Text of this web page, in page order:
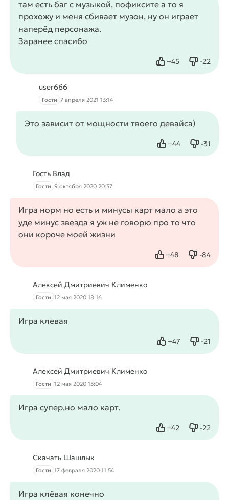
там есть баг с музыкой, пофиксите а то я
прохожу и меня сбивает музон, ну он играет
наперёд персонажа.
Заранее спасибо
+45
Нравится -22
Не
user666
Гости 7 апреля 2021 13:14
Это зависит от мощности твоего девайса)
+44
Нравится -31
Не
Гость Влад
Гости 9 октября 2020 20:37
Игра норм но есть и минусы карт мало а это
уде минус звезда я уж не говорю про то что
они короче моей жизни
+48
Нравится -84
Не
Алексей Дмитриевич Клименко
Гости 12 мая 2020 18:16
Игра клевая
+47
Нравится -21
Не
Алексей Дмитриевич Клименко
Гости 12 мая 2020 15:04
Игра супер,но мало карт.
+42
Нравится -22
Не
Скачать Шашлык
Гости 17 февраля 2020 11:54
Игра клёвая конечно